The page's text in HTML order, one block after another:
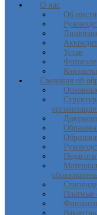
О нас
Об
Устав
Контакты
Сведения об
Платные